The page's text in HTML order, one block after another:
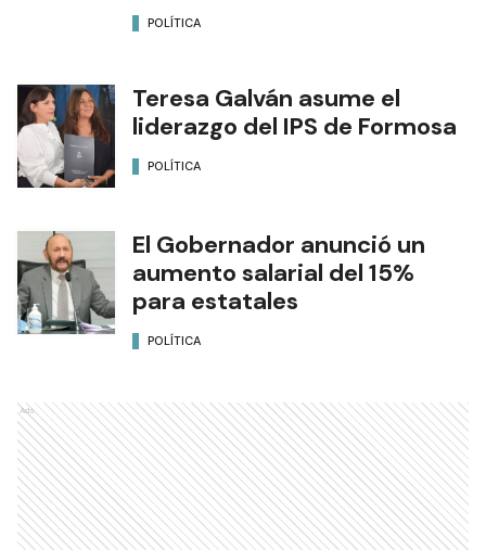
POLÍTICA
Teresa Galván asume el
liderazgo del IPS de Formosa
POLÍTICA
El Gobernador anunció un
aumento salarial del 15%
para estatales
POLÍTICA
Ads